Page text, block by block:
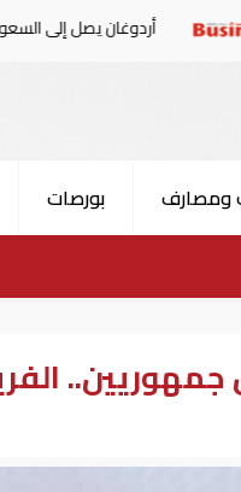
يصل إلى السعودية.. و"رويترز"
ومصارف بورصات